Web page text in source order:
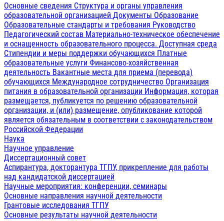
Основные сведения Структура и органы управления
образовательной организацией Документы Образование
Образовательные стандарты и требования Руководство
Педагогический состав Материально-техническое обеспечение
и оснащенность образовательного процесса. Доступная среда
Стипендии и меры поддержки обучающихся Платные
образовательные услуги Финансово-хозяйственная
деятельность Вакантные места для приема (перевода)
обучающихся Международное сотрудничество Организация
питания в образовательной организации Информация, которая
размещается, публикуется по решению образовательной
организации, и (или) размещение, опубликование которой
является обязательным в соответствии с законодательством
Российской Федерации
Наука
Научное управление
Диссертационный совет
Аспирантура, докторантура ТГПУ, прикрепление для работы
над кандидатской диссертацией
Научные мероприятия: конференции, семинары
Основные направления научной деятельности
Грантовые исследования ТГПУ
Основные результаты научной деятельности